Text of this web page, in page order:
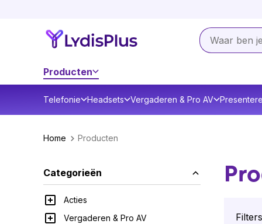
Producten
Telefonie Headsets Vergaderen & Pro AV
Home Producten
Categorieën
Acties
Vergaderen & Pro AV